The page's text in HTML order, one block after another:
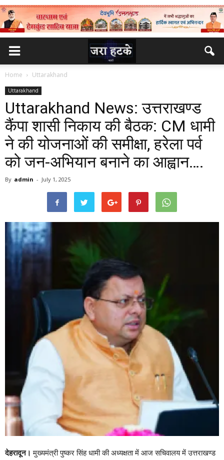
Home Uttarakhand
Uttarakhand
Uttarakhand News: उत्तराखण्ड
कैंपा शासी निकाय की बैठक: CM धामी
ने की योजनाओं की समीक्षा, हरेला पर्व
को जन-अभियान बनाने का आह्वान….
By admin - July 1, 2025
देहरादून।मुख्यमंत्री पुष्कर सिंह धामी की अध्यक्षता में आज सचिवालय में उत्तराखण्ड